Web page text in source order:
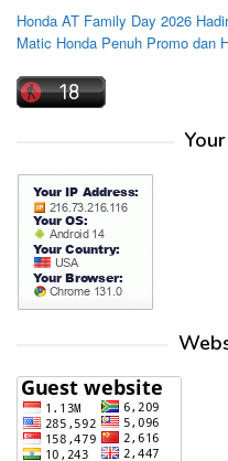
Honda AT Family Day 2026
Matic Honda Penuh Promo dan